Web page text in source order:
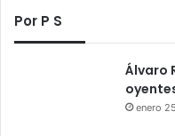
Por P S
Álvaro
enero